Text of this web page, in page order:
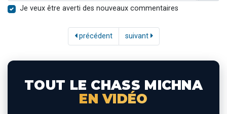
Je veux être averti des nouveaux commentaires
précédent suivant
TOUT LE CHASS MICHNA
EN VIDÉO